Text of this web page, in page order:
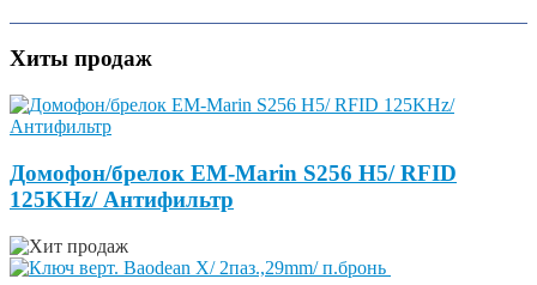
Хиты продаж
Домофон/брелок EM-Marin S256 H5/ RFID
125KHz/ Антифильтр